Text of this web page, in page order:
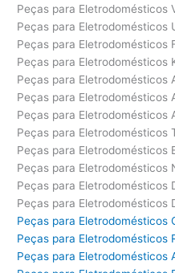
Peças para Eletrodomésticos
Peças para Eletrodomésticos
Peças para Eletrodomésticos
Peças para Eletrodomésticos
Peças para Eletrodomésticos
Peças para Eletrodomésticos
Peças para Eletrodomésticos
Peças para Eletrodomésticos
Peças para Eletrodomésticos
Peças para Eletrodomésticos
Peças para Eletrodomésticos
Peças para Eletrodomésticos
Peças para Eletrodomésticos
Peças para Eletrodomésticos
Peças para Eletrodomésticos